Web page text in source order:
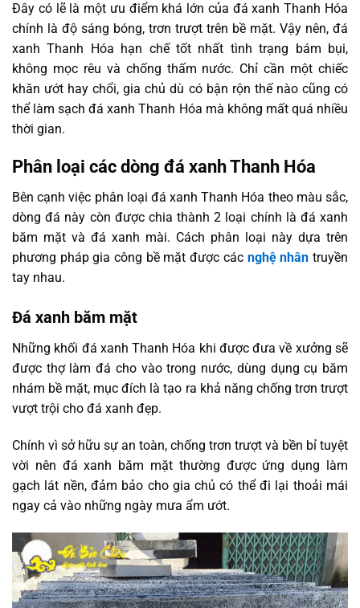
Đây có lẽ là một ưu điểm khá lớn của đá xanh Thanh Hóa
chính là độ sáng bóng, trơn trượt trên bề mặt. Vậy nên, đá
xanh Thanh Hóa hạn chế tốt nhất tình trạng bám bụi,
không mọc rêu và chống thấm nước. Chỉ cần một chiếc
khăn ướt hay chổi, gia chủ dù có bận rộn thế nào cũng có
thể làm sạch đá xanh Thanh Hóa mà không mất quá nhiều
thời gian.
Phân loại các dòng đá xanh Thanh Hóa
Bên cạnh việc phân loại đá xanh Thanh Hóa theo màu sắc,
dòng đá này còn được chia thành 2 loại chính là đá xanh
băm mặt và đá xanh mài. Cách phân loại này dựa trên
phương pháp gia công bề mặt được các nghệ nhân truyền
tay nhau.
Đá xanh băm mặt
Những khối đá xanh Thanh Hóa khi được đưa về xưởng sẽ
được thợ làm đá cho vào trong nước, dùng dụng cụ băm
nhám bề mặt, mục đích là tạo ra khả năng chống trơn trượt
vượt trội cho đá xanh đẹp.
Chính vì sở hữu sự an toàn, chống trơn trượt và bền bỉ tuyệt
vời nên đá xanh băm mặt thường được ứng dụng làm
gạch lát nền, đảm bảo cho gia chủ có thể đi lại thoải mái
ngay cả vào những ngày mưa ẩm ướt.